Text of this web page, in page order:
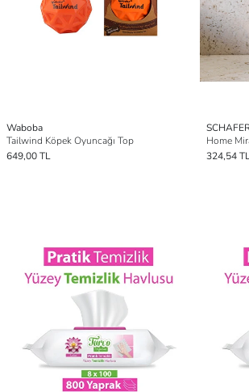
Waboba
Tailwind Köpek Oyuncağı Top
649,00 TL
324,54